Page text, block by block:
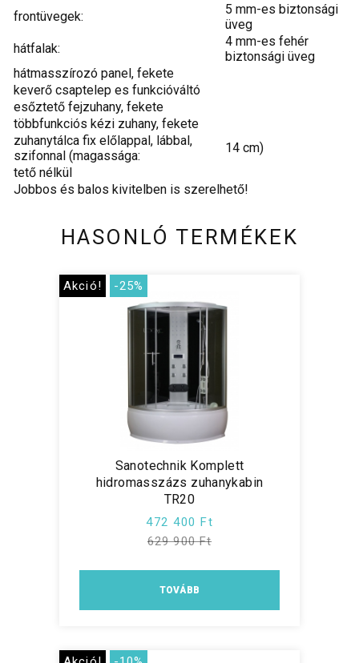
frontüvegek:
5 mm-es biztonsági
üveg
hátfalak:
4 mm-es fehér
biztonsági üveg
hátmasszírozó panel, fekete
keverő csaptelep es funkcióváltó
esőztető fejzuhany, fekete
többfunkciós kézi zuhany, fekete
zuhanytálca fix előlappal, lábbal,
szifonnal (magassága:
14 cm)
tető nélkül
Jobbos és balos kivitelben is szerelhető!
HASONLÓ TERMÉKEK
Akció! -25%
Sanotechnik Komplett
hidromasszázs zuhanykabin
TR20
472 400 Ft
629 900 Ft
TOVÁBB